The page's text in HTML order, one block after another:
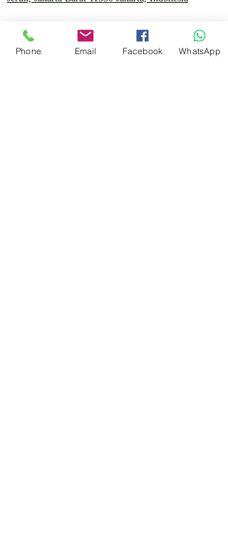
PT. MITRA ANDALAN
PERTAMA
Phone Email Facebook WhatsApp